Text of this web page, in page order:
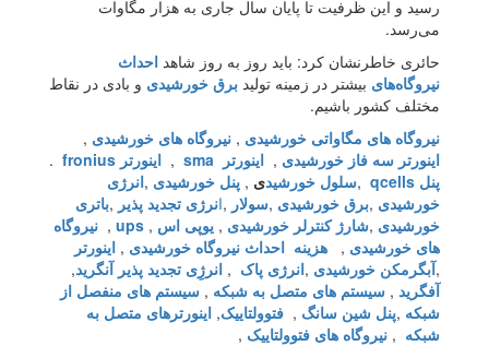
رسید و این ظرفیت تا پایان سال جاری به هزار مگاوات
می‌رسد.
حائری خاطرنشان کرد: باید روز به روز شاهد احداث
نیروگاه‌های بیشتر در زمینه تولید برق خورشیدی و بادی در نقاط
مختلف کشور باشیم.
نیروگاه های مگاواتی خورشیدی , نیروگاه های خورشیدی ,
اینورتر سه فاز خورشیدی , اینورتر sma
, اینورتر
.
پنل
,سلول خورشیدی , پنل خورشیدی ,انرژی
خورشیدی ,برق خورشیدی ,سولار ,انرژی تجدید پذیر ,باتری
خورشیدی ,شارژ کنترلر خورشیدی , یوپی اس ,
ups
, نیروگاه
های خورشیدی , هزینه احداث نیروگاه خورشیدی , اینورتر
,آبگرمکن خورشیدی ,انرژی پاک , انرژِی تجدید پذیر آنگرید,
آفگرید , سیستم های متصل به شبکه , سیستم های منفصل از
شبکه ,پنل شین سانگ , فتوولتاییک, اینورترهای متصل به
شبکه , نیروگاه های فتوولتاییک ,